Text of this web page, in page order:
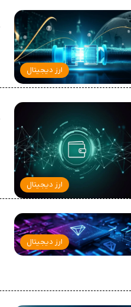
ارز دیجیتال
ارز دیجیتال
ارز دیجیتال